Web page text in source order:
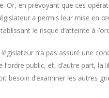
Or, en prévoyant que ces
a permis leur mise en
le risque d’atteinte à
n’a pas assuré une
l’ordre public, et, d’autre part,
besoin d’examiner les autres